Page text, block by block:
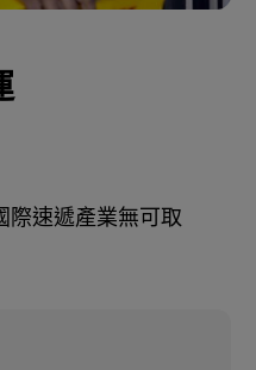
際速遞產業無可取